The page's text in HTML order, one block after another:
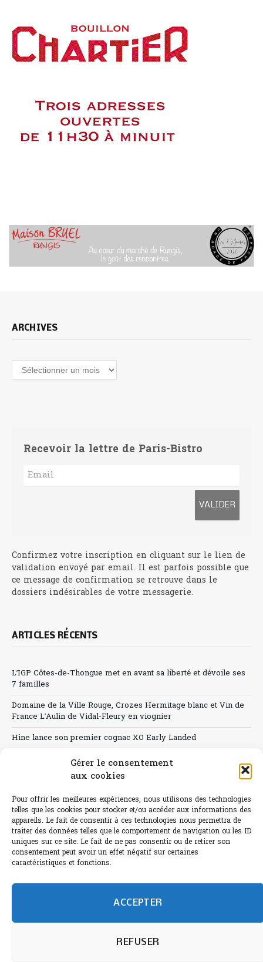
Gérer le consentement
aux cookies
Pour offrir les meilleures expériences, nous utilisons des technologies
telles que les cookies pour stocker et/ou accéder aux informations des
appareils. Le fait de consentir à ces technologies nous permettra de
traiter des données telles que le comportement de navigation ou les ID
uniques sur ce site. Le fait de ne pas consentir ou de retirer son
consentement peut avoir un effet négatif sur certaines
caractéristiques et fonctions.
ACCEPTER
REFUSER
ARCHIVES
Archives
Recevoir la lettre de Paris-Bistro
Confirmez votre inscription en cliquant sur le lien de
validation envoyé par email. Il est parfois possible que
ce message de confirmation se retrouve dans le
dossiers indésirables de votre messagerie.
ARTICLES RÉCENTS
L’IGP Côtes-de-Thongue met en avant sa liberté et dévoile ses
7 familles
Domaine de la Ville Rouge, Crozes Hermitage blanc et Vin de
France L’Aulin de Vidal-Fleury en viognier
Hine lance son premier cognac XO Early Landed
Canicule : A quand le CHR à « l’heure espagnole » ?
Sélection de rosés 2026
L'abus d'alcool est dangereux pour la santé.
humain et 0% IA de Paris Bistro Editions - SARL de Presse -
Informations légales etRGPD